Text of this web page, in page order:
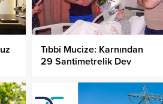
Tıbbi Mucize: Karnından
29 Santimetrelik Dev